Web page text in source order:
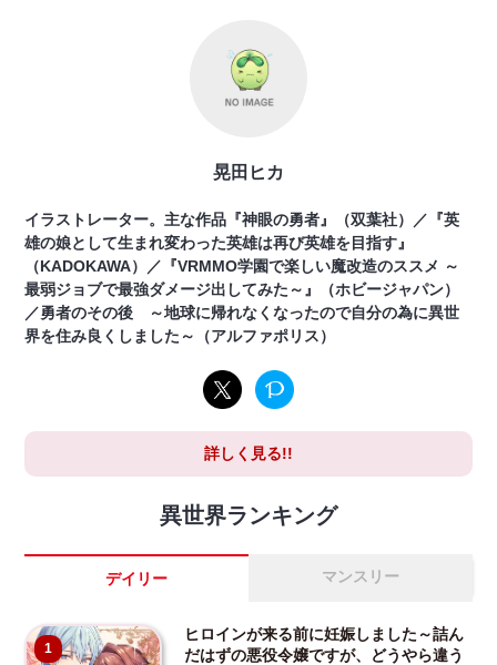
晃田ヒカ
イラストレーター。主な作品『神眼の勇者』（双葉社）／『英
雄の娘として生まれ変わった英雄は再び英雄を目指す』
（KADOKAWA）／『VRMMO学園で楽しい魔改造のススメ ～
最弱ジョブで最強ダメージ出してみた～』（ホビージャパン）
／勇者のその後 ～地球に帰れなくなったので自分の為に異世
界を住み良くしました～（アルファポリス）
詳しく見る!!
異世界ランキング
デイリー マンスリー
1
ヒロインが来る前に妊娠しました～詰ん
だはずの悪役令嬢ですが、どうやら違う